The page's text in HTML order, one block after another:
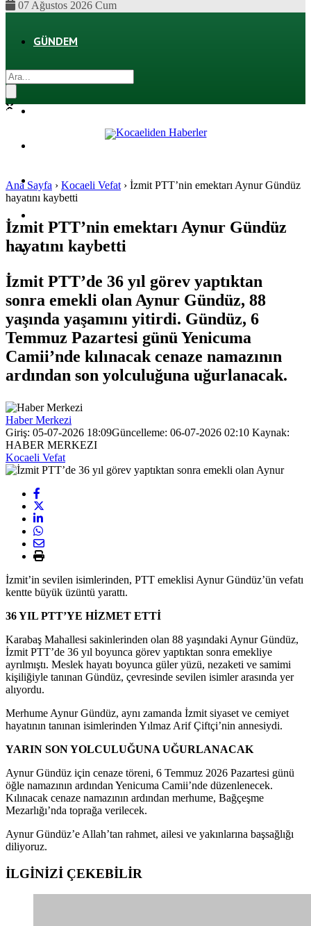
07 Ağustos 2026 Cum
GÜNDEM
SPOR
SAĞLIK
Ana Sayfa › Kocaeli Vefat › İzmit PTT’nin emektarı Aynur Gündüz
hayatını kaybetti
İzmit PTT’nin emektarı Aynur Gündüz
hayatını kaybetti
İzmit PTT’de 36 yıl görev yaptıktan
sonra emekli olan Aynur Gündüz, 88
yaşında yaşamını yitirdi. Gündüz, 6
Temmuz Pazartesi günü Yenicuma
Camii’nde kılınacak cenaze namazının
ardından son yolculuğuna uğurlanacak.
Haber Merkezi
Giriş: 05-07-2026 18:09Güncelleme: 06-07-2026 02:10 Kaynak:
HABER MERKEZI
Kocaeli Vefat
İzmit’in sevilen isimlerinden, PTT emeklisi Aynur Gündüz’ün vefatı
kentte büyük üzüntü yarattı.
36 YIL PTT’YE HİZMET ETTİ
Karabaş Mahallesi sakinlerinden olan 88 yaşındaki Aynur Gündüz,
İzmit PTT’de 36 yıl boyunca görev yaptıktan sonra emekliye
ayrılmıştı. Meslek hayatı boyunca güler yüzü, nezaketi ve samimi
kişiliğiyle tanınan Gündüz, çevresinde sevilen isimler arasında yer
alıyordu.
Merhume Aynur Gündüz, aynı zamanda İzmit siyaset ve cemiyet
hayatının tanınan isimlerinden Yılmaz Arif Çiftçi’nin annesiydi.
YARIN SON YOLCULUĞUNA UĞURLANACAK
Aynur Gündüz için cenaze töreni, 6 Temmuz 2026 Pazartesi günü
öğle namazının ardından Yenicuma Camii’nde düzenlenecek.
Kılınacak cenaze namazının ardından merhume, Bağçeşme
Mezarlığı’nda toprağa verilecek.
Aynur Gündüz’e Allah’tan rahmet, ailesi ve yakınlarına başsağlığı
diliyoruz.
İLGİNİZİ ÇEKEBİLİR